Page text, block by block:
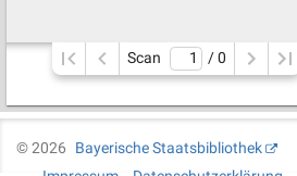
Scan / 0
©2026
Bayerische Staatsbibliothek